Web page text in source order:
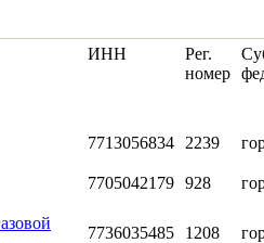
ИНН
Рег.
номер
7713056834 2239
7705042179 928
7736035485 1208